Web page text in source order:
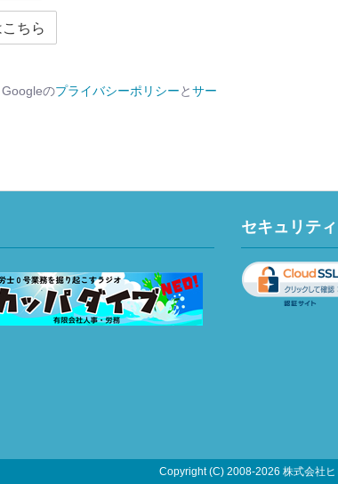
ちら
のプライバシーポリシーとサー
セキュリティ
Copyright (C) 2008-2026 株式会社